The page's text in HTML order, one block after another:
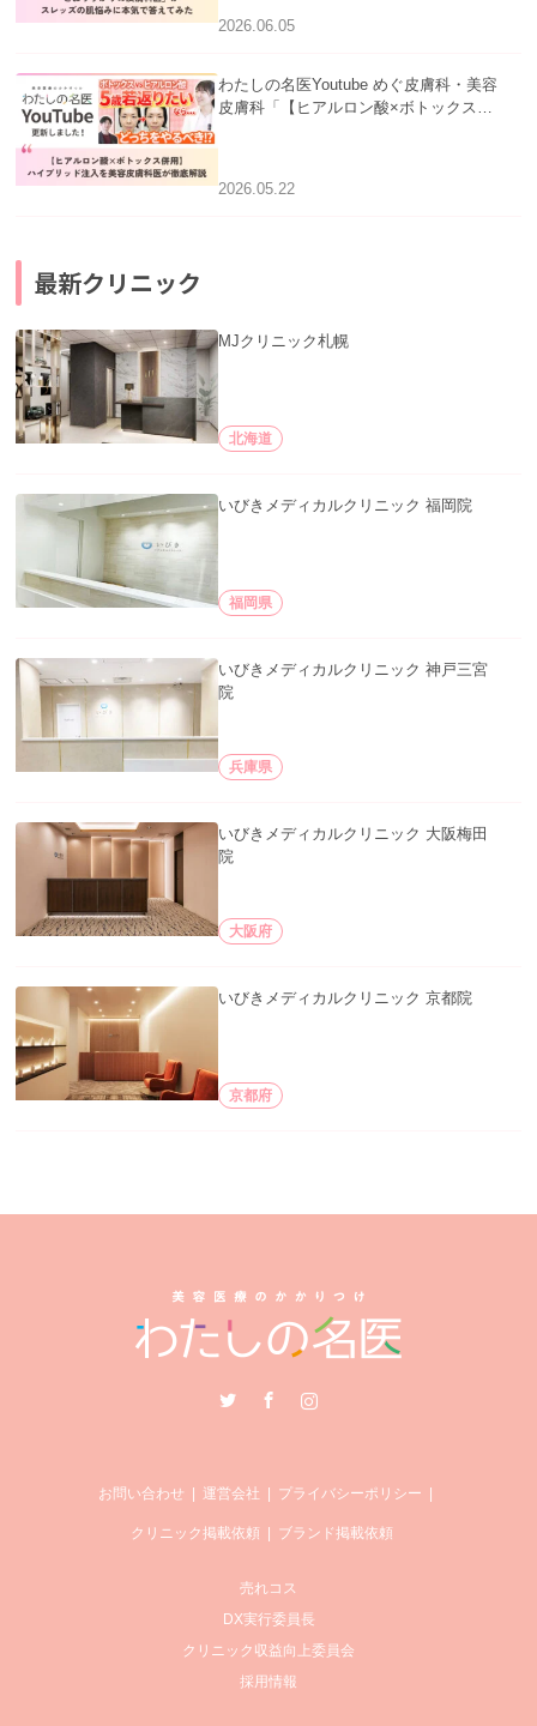
2026.06.05
わたしの名医Youtube めぐ皮膚科・美容
皮膚科「【ヒアルロン酸×ボトックス併
徹底解説」を公開いたしました。
2026.05.22
最新クリニック
MJクリニック札幌
北海道
いびきメディカルクリニック 福岡院
福岡県
いびきメディカルクリニック 神戸三宮
院
兵庫県
いびきメディカルクリニック 大阪梅田
院
大阪府
いびきメディカルクリニック 京都院
京都府
Instagram
お問い合わせ 運営会社 プライバシーポリシー
クリニック掲載依頼 ブランド掲載依頼
売れコス
DX実行委員長
クリニック収益向上委員会
採用情報